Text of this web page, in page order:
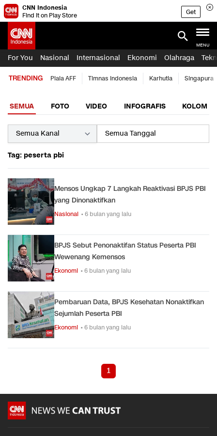
CNN Indonesia
Find it on Play Store
Get
MENU
For You Nasional Internasional Ekonomi Olahraga
TRENDING Piala AFF Timnas Indonesia Karhutla Singapura
SEMUA FOTO VIDEO INFOGRAFIS KOLOM
Tag: peserta pbi
Mensos Ungkap 7 Langkah Reaktivasi BPJS PBI
yang Dinonaktifkan
Nasional • 6 bulan yang lalu
BPJS Sebut Penonaktifan Status Peserta PBI
Wewenang Kemensos
Ekonomi • 6 bulan yang lalu
Pembaruan Data, BPJS Kesehatan Nonaktifkan
Sejumlah Peserta PBI
Ekonomi • 6 bulan yang lalu
1